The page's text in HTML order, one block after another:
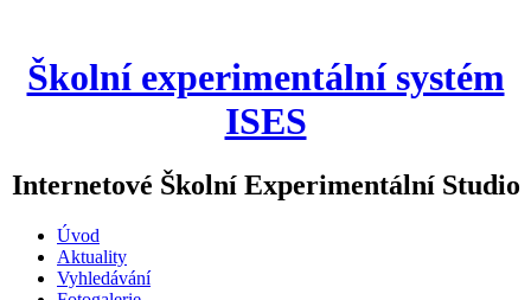
Školní experimentální systém
ISES
Internetové Školní Experimentální Studio
Úvod
Aktuality
Vyhledávání